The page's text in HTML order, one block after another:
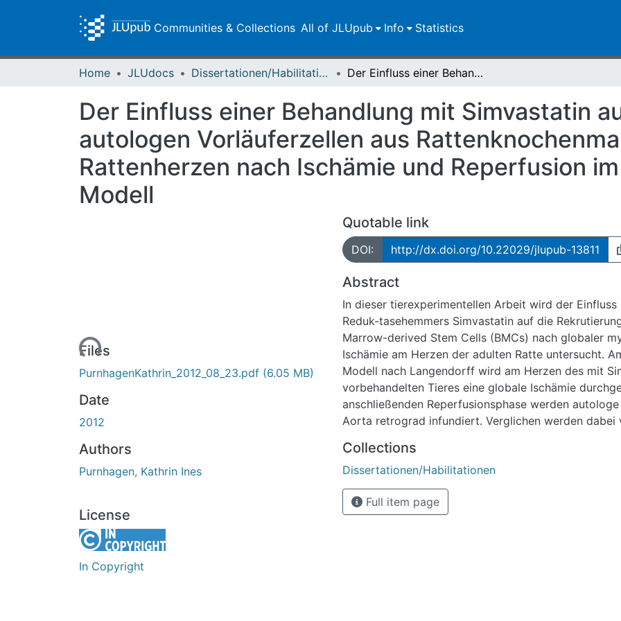
Communities & Collections All of JLUpub Info Statistics
Home JLUdocs Dissertationen/Habilitationen Der Einfluss einer Behandlung mit Simvastatin auf das Homing von autologen Vorläuferzellen aus Rattenknochenmark im adulten Rattenherzen nach Ischämie und Reperfusion im Langendorff- Modell
Der Einfluss einer Behandlung mit Simvastatin
autologen Vorläuferzellen aus
Rattenherzen nach Ischämie und Reperfusion
Modell
Loading...
Files
PurnhagenKathrin_2012_08_23.pdf (6.05 MB)
Date
2012
Authors
Purnhagen, Kathrin Ines
License
In Copyright
Quotable link
DOI: http://dx.doi.org/10.22029/jlupub-13811
Abstract
In dieser tierexperimentellen Arbeit wird der Einfluss
Reduk-tasehemmers Simvastatin auf die
Marrow-derived Stem Cells (BMCs) nach globaler
Ischämie am Herzen der adulten Ratte untersucht.
Modell nach Langendorff wird am Herzen des mit
vorbehandelten Tieres eine globale Ischämie
anschließenden Reperfusionsphase werden
Aorta retrograd infundiert. Verglichen werden dabei
kurzen oder länger dauernden Reperfusionsphase
die Auswirkung auf die Zellrekrutierung untersucht.
Arbeit konnte gezeigt werden, dass unter
hohen Dosierung von 1,0 mg/kg KG als auch in einer
Collections
Dissertationen/Habilitationen
Full item page